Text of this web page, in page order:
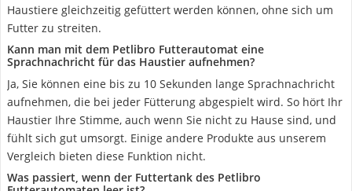
Haustiere gleichzeitig gefüttert werden können, ohne sich um
Futter zu streiten.
Kann man mit dem Petlibro Futterautomat eine
Sprachnachricht für das Haustier aufnehmen?
Ja, Sie können eine bis zu 10 Sekunden lange Sprachnachricht
aufnehmen, die bei jeder Fütterung abgespielt wird. So hört Ihr
Haustier Ihre Stimme, auch wenn Sie nicht zu Hause sind, und
fühlt sich gut umsorgt. Einige andere Produkte aus unserem
Vergleich bieten diese Funktion nicht.
Was passiert, wenn der Futtertank des Petlibro